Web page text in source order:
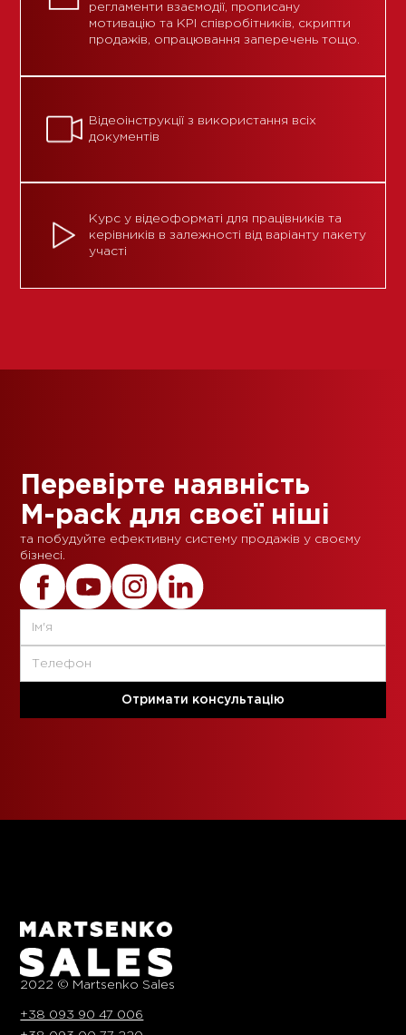
регламенти взаємодії, прописану
мотивацію та КРІ співробітників, скрипти
продажів, опрацювання заперечень тощо.
Відеоінструкції з використання всіх
документів
Курс у відеоформаті для працівників та
керівників в залежності від варіанту пакету
участі
Перевірте наявність
M-pack для своєї ніші
та побудуйте ефективну систему продажів у своєму
бізнесі.
2022 © Martsenko Sales
+38 093 90 47 006